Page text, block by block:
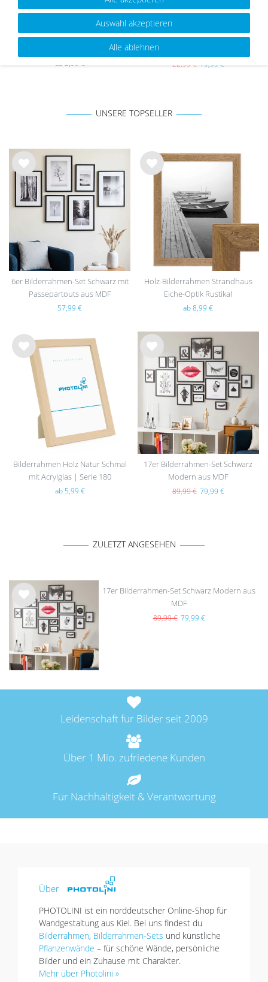
Bilderrahmen Schwarz Schmal mit
ab 5,99 €
Passepartouts Creme-Weiß für
22,99 € 19,99 €
UNSERE TOPSELLER
Wu
nsc
hlist
e
6er Bilderrahmen-Set Schwarz mit
Passepartouts aus MDF
57,99 €
Wu
nsc
hlist
Holz-Bilderrahmen Strandhaus
Eiche-Optik Rustikal
ab 8,99 €
Wu
Bilderrahmen Holz Natur Schmal
mit Acrylglas | Serie 180
ab 5,99 €
nsc
hlist
17er Bilderrahmen-Set Schwarz
Modern aus MDF
89,99 € 79,99 €
ZULETZT ANGESEHEN
Wu
nsc
hlist
17er Bilderrahmen-Set Schwarz Modern aus
MDF
89,99 € 79,99 €
Leidenschaft für Bilder seit 2009
Über 1 Mio. zufriedene Kunden
Für Nachhaltigkeit & Verantwortung
Über
PHOTOLINI ist ein norddeutscher Online-Shop für
Wandgestaltung aus Kiel. Bei uns findest du
Bilderrahmen, Bilderrahmen-Sets und künstliche
Pflanzenwände – für schöne Wände, persönliche
Bilder und ein Zuhause mit Charakter.
Mehr über Photolini »
Auswahl akzeptieren
Alle ablehnen